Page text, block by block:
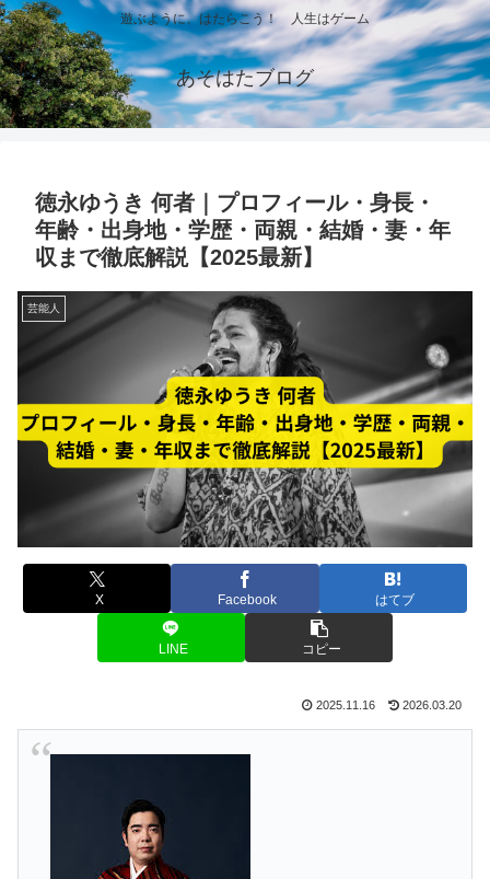
遊ぶように、はたらこう！ 人生はゲーム
あそはたブログ
徳永ゆうき 何者｜プロフィール・身長・
年齢・出身地・学歴・両親・結婚・妻・年
収まで徹底解説【2025最新】
芸能人
X Facebook はてブ
LINE コピー
2025.11.16 2026.03.20